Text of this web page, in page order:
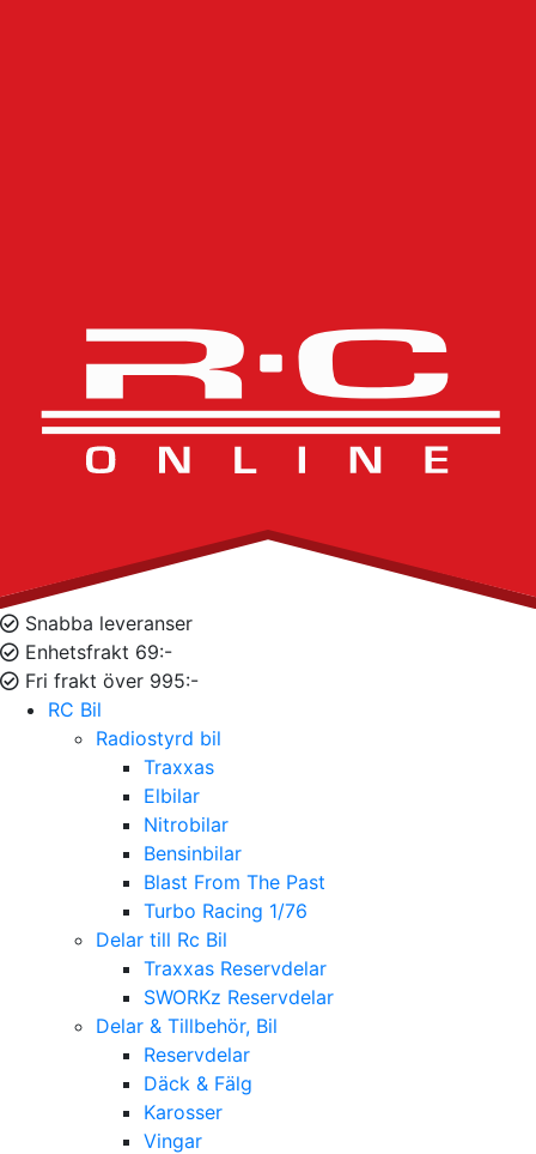
Snabba leveranser
Enhetsfrakt 69:-
Fri frakt över 995:-
RC Bil
Radiostyrd bil
Traxxas
Elbilar
Nitrobilar
Bensinbilar
Blast From The Past
Turbo Racing 1/76
Delar till Rc Bil
Traxxas Reservdelar
SWORKz Reservdelar
Delar & Tillbehör, Bil
Reservdelar
Däck & Fälg
Karosser
Vingar